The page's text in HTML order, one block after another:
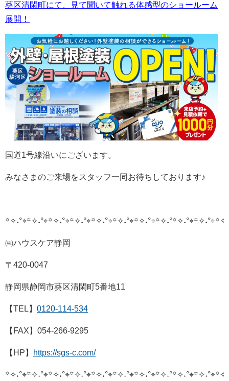
葵区清閑町にて、見て聞いて触れる体感型のショールーム
展開！
国道1号線沿いにございます。
みなさまのご来場をスタッフ一同お待ちしております♪
꙳✧˖°⌖꙳✧˖°⌖꙳✧˖°⌖꙳✧˖°⌖꙳✧˖°⌖꙳✧˖°⌖꙳✧˖°⌖꙳✧˖°
㈱ハウスケア静岡
〒420-0047
静岡県静岡市葵区清閑町5番地11
【TEL】 0120-114-534
【FAX】054-266-9295
【HP】 https://sgs-c.com/
꙳✧˖°⌖꙳✧˖°⌖꙳✧˖°⌖꙳✧˖°⌖꙳✧˖°⌖꙳✧˖°⌖꙳✧˖°⌖꙳✧˖°